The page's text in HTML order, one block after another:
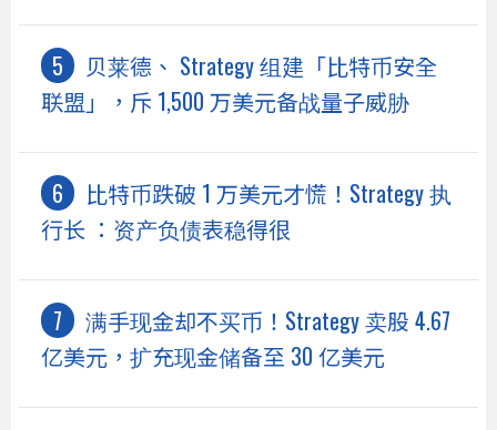
贝莱德、 Strategy 组建「比特币安全
联盟」，斥 1,500 万美元备战量子威胁
比特币跌破 1 万美元才慌！Strategy 执
行长 ：资产负债表稳得很
满手现金却不买币！Strategy 卖股 4.67
亿美元，扩充现金储备至 30 亿美元